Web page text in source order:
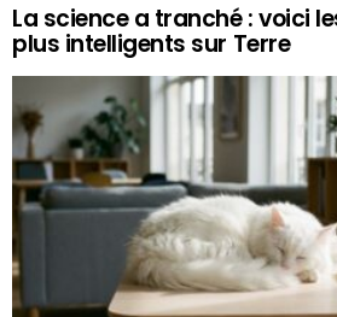
La science a tranché : voici
plus intelligents sur Terre